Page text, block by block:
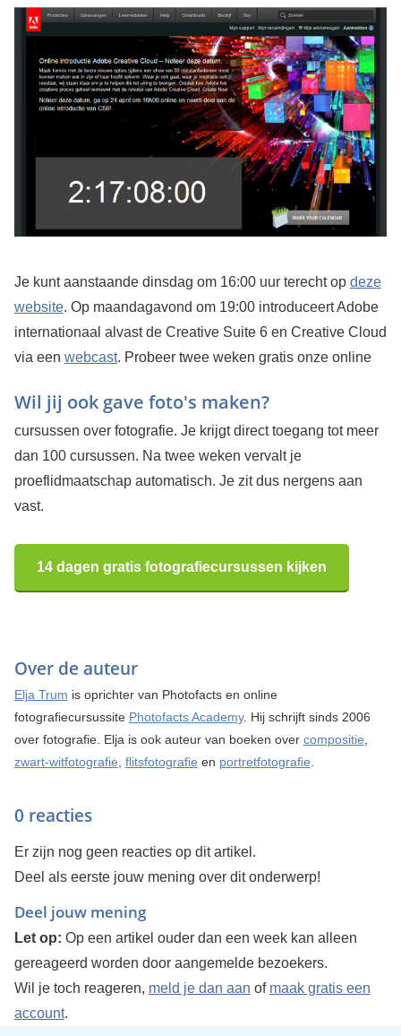
Je kunt aanstaande dinsdag om 16:00 uur terecht op deze
website. Op maandagavond om 19:00 introduceert Adobe
internationaal alvast de Creative Suite 6 en Creative Cloud
via een webcast.
Wil jij ook gave foto's maken?
Probeer twee weken gratis onze online
cursussen over fotografie. Je krijgt direct toegang tot meer
dan 100 cursussen. Na twee weken vervalt je
proeflidmaatschap automatisch. Je zit dus nergens aan
vast.
14 dagen gratis fotografiecursussen kijken
Over de auteur
Elja Trum is oprichter van Photofacts en online
fotografiecursussite Photofacts Academy. Hij schrijft sinds 2006
over fotografie. Elja is ook auteur van boeken over compositie
zwart-witfotografie flitsfotografie en portretfotografie
0 reacties
Er zijn nog geen reacties op dit artikel.
Deel als eerste jouw mening over dit onderwerp!
Deel jouw mening
Let op: Op een artikel ouder dan een week kan alleen
gereageerd worden door aangemelde bezoekers.
Wil je toch reageren, meld je dan aan of maak gratis een
account.